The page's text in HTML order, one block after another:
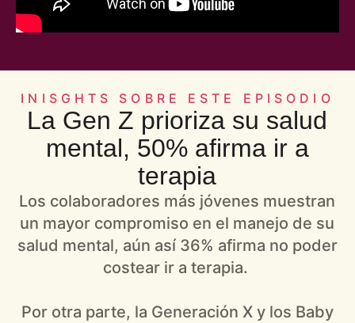
INISGHTS SOBRE ESTE EPISODIO
La Gen Z prioriza su salud
mental, 50% afirma ir a
terapia
Los colaboradores más jóvenes muestran
un mayor compromiso en el manejo de su
salud mental, aún así 36% afirma no poder
costear ir a terapia.
Por otra parte, la Generación X y los Baby